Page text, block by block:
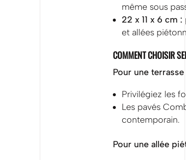
même sous
22 x 11 x 6 cm :
et allées
COMMENT CHOISIR
Pour une terrasse
Privilégiez les
Les pavés
contemporain.
Pour une allée